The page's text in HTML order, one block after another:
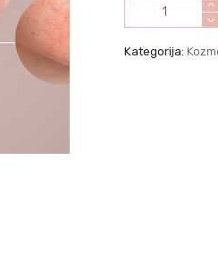
TROIPEEL
365
SKIN
Kategorija: